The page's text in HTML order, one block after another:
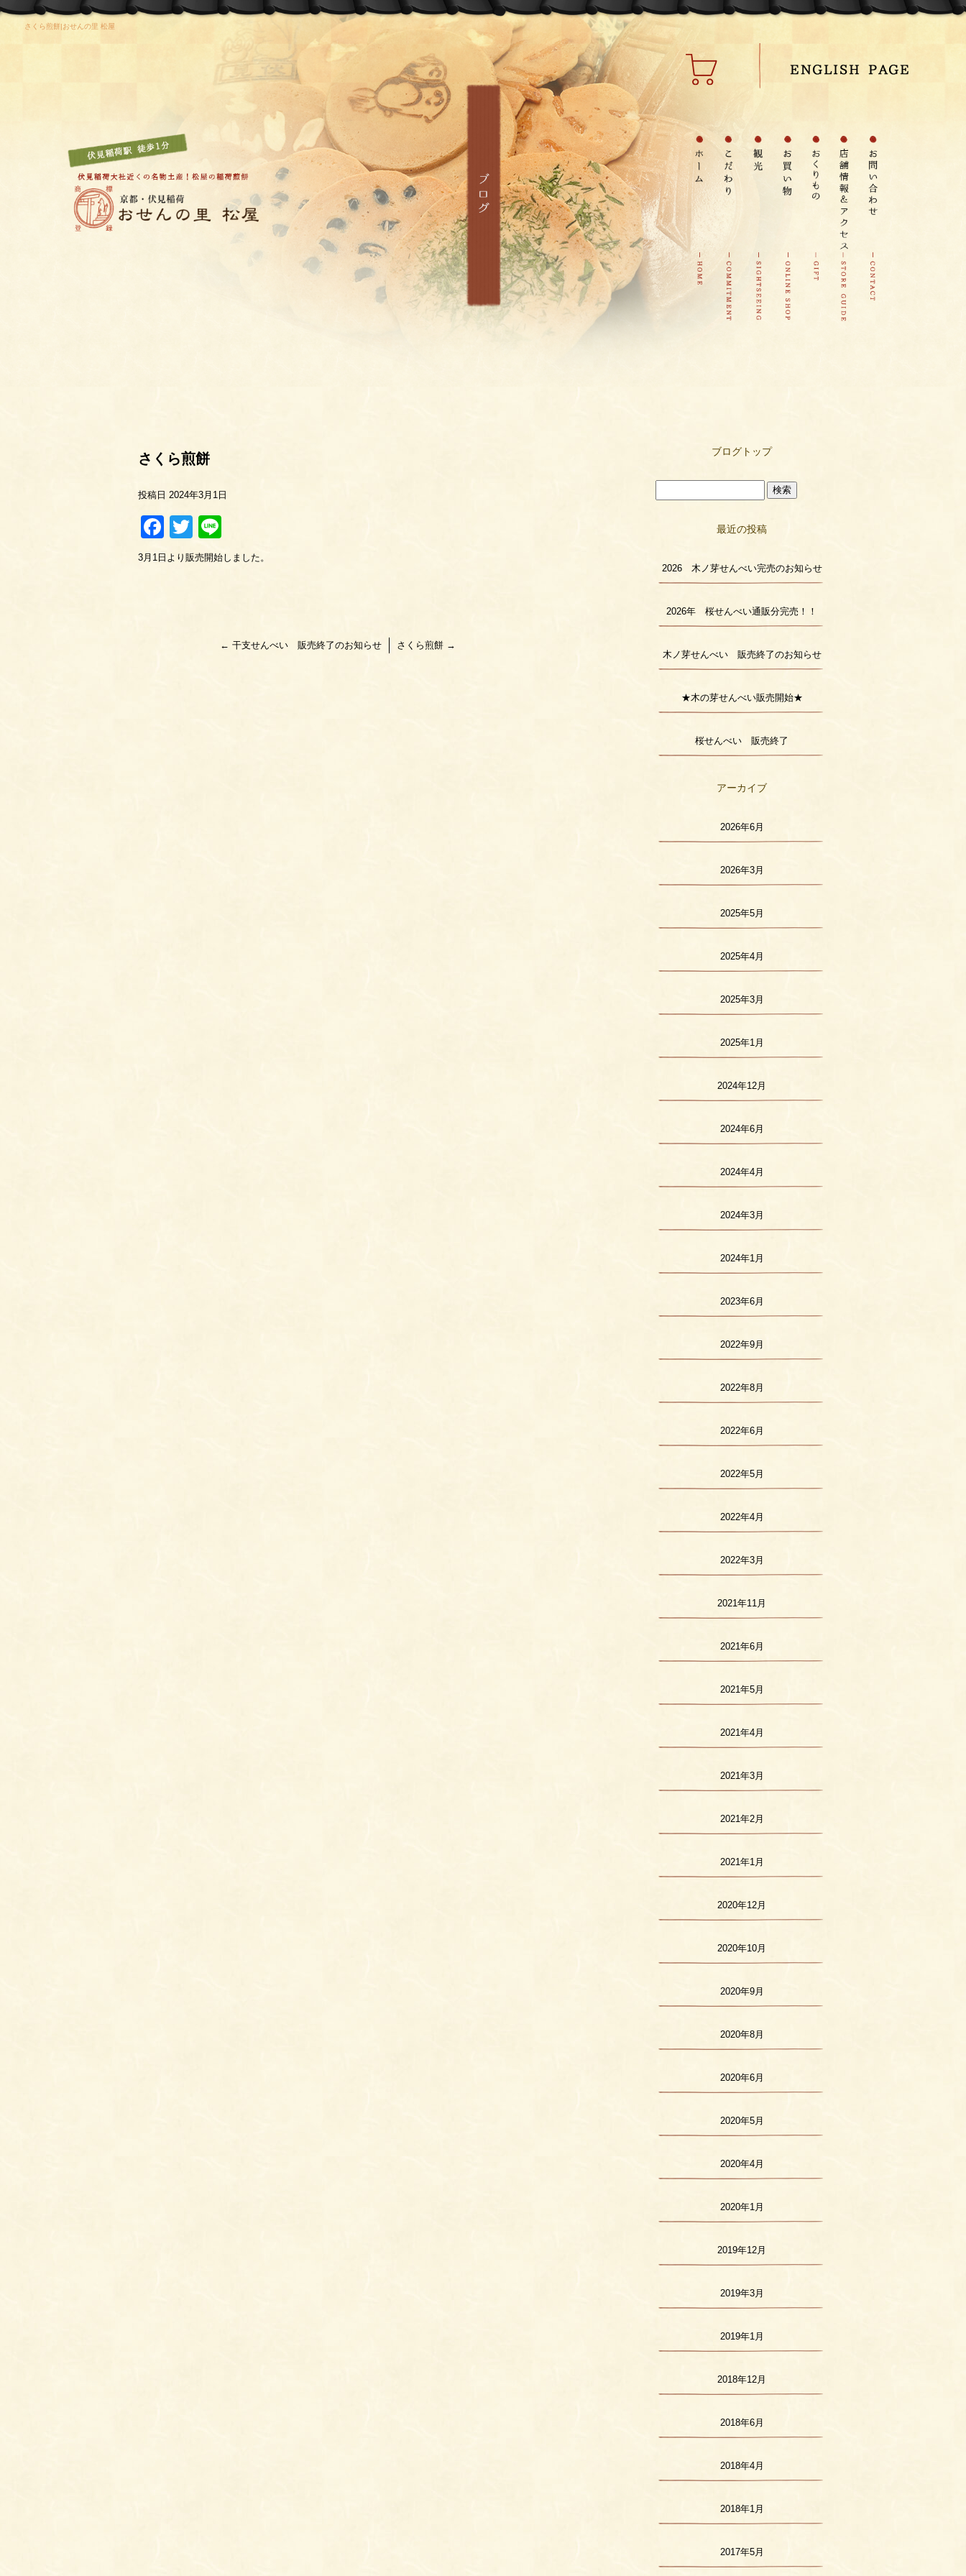
さくら煎餅|おせんの里 松屋
さくら煎餅
投稿日 2024年3月1日
Facebook
Twitter
3月1日より販売開始しました。
← 干支せんべい 販売終了のお知らせ さくら煎餅 →
ブログトップ
最近の投稿
2026 木ノ芽せんべい完売のお知らせ
2026年 桜せんべい通販分完売！！
木ノ芽せんべい 販売終了のお知らせ
★木の芽せんべい販売開始★
桜せんべい 販売終了
アーカイブ
2026年6月
2026年3月
2025年5月
2025年4月
2025年3月
2025年1月
2024年12月
2024年6月
2024年4月
2024年3月
2024年1月
2023年6月
2022年9月
2022年8月
2022年6月
2022年5月
2022年4月
2022年3月
2021年11月
2021年6月
2021年5月
2021年4月
2021年3月
2021年2月
2021年1月
2020年12月
2020年10月
2020年9月
2020年8月
2020年6月
2020年5月
2020年4月
2020年1月
2019年12月
2019年3月
2019年1月
2018年12月
2018年6月
2018年4月
2018年1月
2017年5月